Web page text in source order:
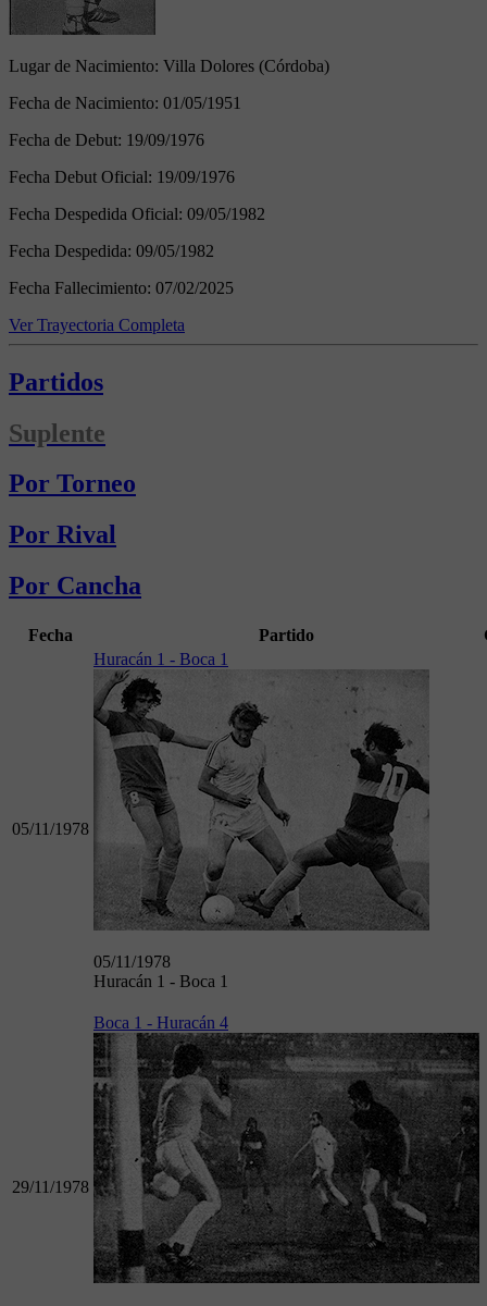
Lugar de Nacimiento: Villa Dolores (Córdoba)
Fecha de Nacimiento: 01/05/1951
Fecha de Debut: 19/09/1976
Fecha Debut Oficial: 19/09/1976
Fecha Despedida Oficial: 09/05/1982
Fecha Despedida: 09/05/1982
Fecha Fallecimiento: 07/02/2025
Ver Trayectoria Completa
Partidos
Suplente
Por Torneo
Por Rival
Por Cancha
Fecha Partido
05/11/1978
Huracán 1 - Boca 1
05/11/1978
Huracán 1 - Boca 1
29/11/1978
Boca 1 - Huracán 4